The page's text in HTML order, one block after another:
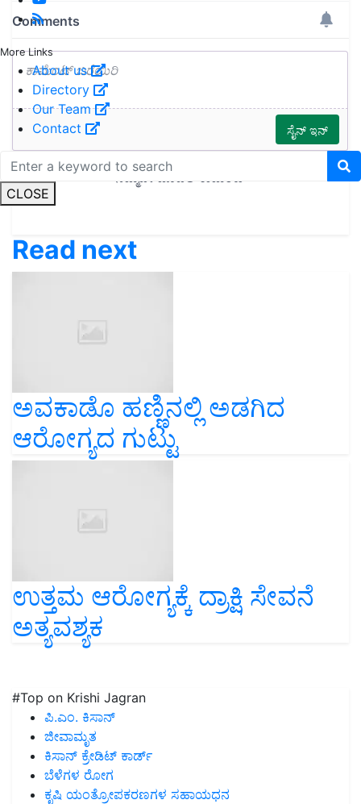
More Links
About us
Directory
Our Team
Contact
CLOSE
Read next
ಅವಕಾಡೊ ಹಣ್ಣಿನಲ್ಲಿ ಅಡಗಿದ
ಆರೋಗ್ಯದ ಗುಟ್ಟು
ಉತ್ತಮ ಆರೋಗ್ಯಕ್ಕೆ ದ್ರಾಕ್ಷಿ ಸೇವನೆ
ಅತ್ಯವಶ್ಯಕ
#Top on Krishi Jagran
ಪಿ.ಎಂ. ಕಿಸಾನ್
ಜೀವಾಮೃತ
ಕಿಸಾನ್ ಕ್ರೇಡಿಟ್ ಕಾರ್ಡ್
ಬೆಳೆಗಳ ರೋಗ
ಕೃಷಿ ಯಂತ್ರೋಪಕರಣಗಳ ಸಹಾಯಧನ